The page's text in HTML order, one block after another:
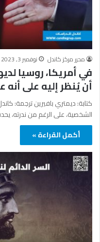
محرر مركز كاندل نوفمبر 3, 2023
في أمريكا، روسيا
أن يُنظر إليه على أنه
كتابة: ديمتري بافيرين ترجمة:
الشخصية، على الرغم من ندرته،
أكمل القراءة »